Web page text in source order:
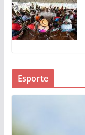
Esporte